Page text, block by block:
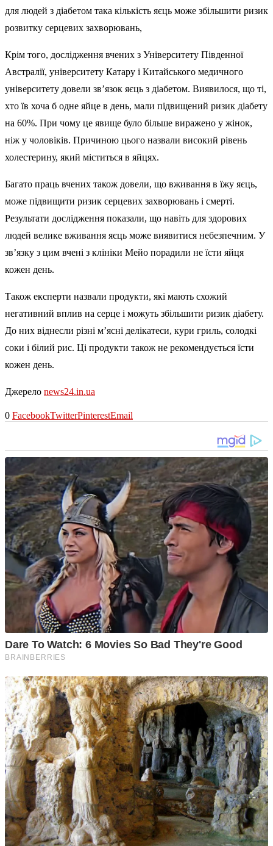
для людей з діабетом така кількість яєць може збільшити ризик
розвитку серцевих захворювань,
Крім того, дослідження вчених з Університету Південної
Австралії, університету Катару і Китайського медичного
університету довели зв’язок яєць з діабетом. Виявилося, що ті,
хто їв хоча б одне яйце в день, мали підвищений ризик діабету
на 60%. При чому це явище було більше виражено у жінок,
ніж у чоловіків. Причиною цього назвали високий рівень
холестерину, який міститься в яйцях.
Багато праць вчених також довели, що вживання в їжу яєць,
може підвищити ризик серцевих захворювань і смерті.
Результати дослідження показали, що навіть для здорових
людей велике вживання яєць може виявитися небезпечним. У
зв’язку з цим вчені з клініки Мейо порадили не їсти яйця
кожен день.
Також експерти назвали продукти, які мають схожий
негативний вплив на серце і можуть збільшити ризик діабету.
До них віднесли різні м’ясні делікатеси, кури гриль, солодкі
соки і білий рис. Ці продукти також не рекомендується їсти
кожен день.
Джерело news24.in.ua
0 FacebookTwitterPinterestEmail